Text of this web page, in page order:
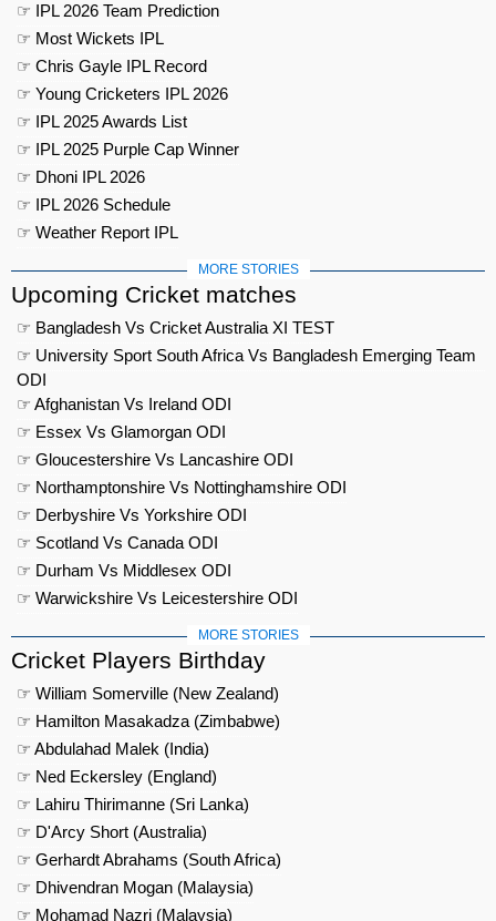
☞ IPL 2026 Team Prediction
☞ Most Wickets IPL
☞ Chris Gayle IPL Record
☞ Young Cricketers IPL 2026
☞ IPL 2025 Awards List
☞ IPL 2025 Purple Cap Winner
☞ Dhoni IPL 2026
☞ IPL 2026 Schedule
☞ Weather Report IPL
MORE STORIES
Upcoming Cricket matches
☞ Bangladesh Vs Cricket Australia XI TEST
☞ University Sport South Africa Vs Bangladesh Emerging Team
ODI
☞ Afghanistan Vs Ireland ODI
☞ Essex Vs Glamorgan ODI
☞ Gloucestershire Vs Lancashire ODI
☞ Northamptonshire Vs Nottinghamshire ODI
☞ Derbyshire Vs Yorkshire ODI
☞ Scotland Vs Canada ODI
☞ Durham Vs Middlesex ODI
☞ Warwickshire Vs Leicestershire ODI
MORE STORIES
Cricket Players Birthday
☞ William Somerville (New Zealand)
☞ Hamilton Masakadza (Zimbabwe)
☞ Abdulahad Malek (India)
☞ Ned Eckersley (England)
☞ Lahiru Thirimanne (Sri Lanka)
☞ D'Arcy Short (Australia)
☞ Gerhardt Abrahams (South Africa)
☞ Dhivendran Mogan (Malaysia)
☞ Mohamad Nazri (Malaysia)